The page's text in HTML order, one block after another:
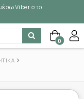
Viber στο
0